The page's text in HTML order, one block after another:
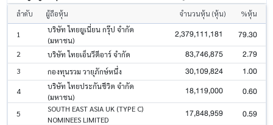
ลำดับ ผู้ถือหุ้น จำนวนหุ้น (หุ้น) %หุ้น
1
บริษัท ไทยยูเนี่ยน กรุ๊ป จำกัด
(มหาชน)
2,379,111,181 79.30
2 บริษัท ไทยเอ็นวีดีอาร์ จำกัด 83,746,875 2.79
3 กองทุนรวม วายุภักษ์หนึ่ง 30,109,824 1.00
4
บริษัท ไทยประกันชีวิต จำกัด
(มหาชน)
18,119,000 0.60
5
SOUTH EAST ASIA UK (TYPE C)
NOMINEES LIMITED
17,848,959 0.59